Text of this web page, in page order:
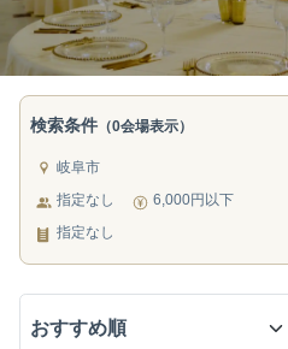
検索条件 （0会場表示）
岐阜市
指定なし
6,000円以下
指定なし